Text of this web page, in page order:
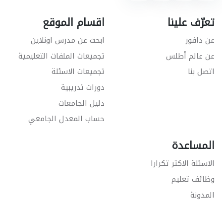
تعرّف علينا
عن دافور
عن عالم أطلس
اتصل بنا
اقسام الموقع
ابحث عن مدرس اونلاين
تجميعات الملفات التعليمية
تجميعات الاسئلة
دورات تدريبية
دليل الجامعات
حساب المعدل الجامعي
المساعدة
الاسئلة الاكثر تكرارا
وظائف تعليم
المدونة